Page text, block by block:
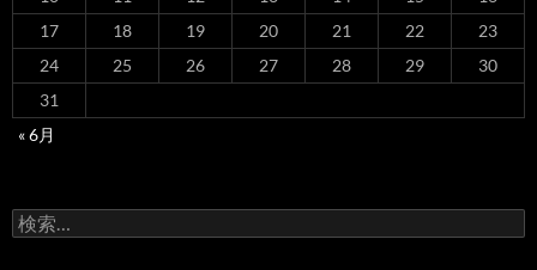
17
18 19 20 21 22
23
24
25 26 27 28 29
30
31
« 6月
検
索: